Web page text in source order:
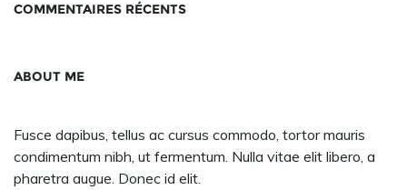
COMMENTAIRES RÉCENTS
ABOUT ME
Fusce dapibus, tellus ac cursus commodo, tortor mauris
condimentum nibh, ut fermentum. Nulla vitae elit libero, a
pharetra augue. Donec id elit.